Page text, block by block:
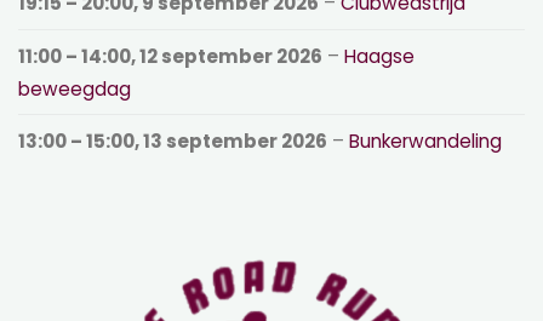
11:00– 14:00,12 september 2026 –Haagse
beweegdag
13:00– 15:00,13 september 2026 –Bunkerwandeling